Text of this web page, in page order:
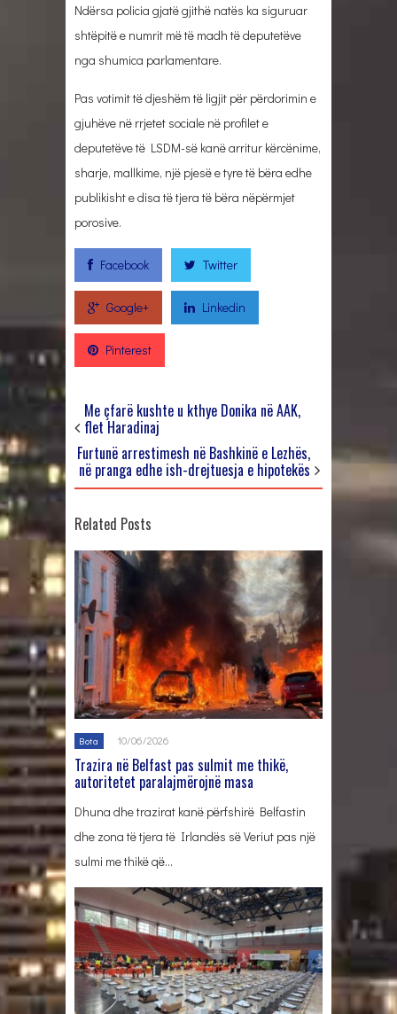
Ndërsa policia gjatë gjithë natës ka siguruar
shtëpitë e numrit më të madh të deputetëve
nga shumica parlamentare.
Pas votimit të djeshëm të ligjit për përdorimin e
gjuhëve në rrjetet sociale në profilet e
deputetëve të LSDM-së kanë arritur kërcënime,
sharje, mallkime, një pjesë e tyre të bëra edhe
publikisht e disa të tjera të bëra nëpërmjet
porosive.
Facebook Twitter
Google+ Linkedin
Pinterest
Me çfarë kushte u kthye Donika në AAK,
flet Haradinaj
Furtunë arrestimesh në Bashkinë e Lezhës,
në pranga edhe ish-drejtuesja e hipotekës
Related Posts
Bota 10/06/2026
Trazira në Belfast pas sulmit me thikë,
autoritetet paralajmërojnë masa
Dhuna dhe trazirat kanë përfshirë Belfastin
dhe zona të tjera të Irlandës së Veriut pas një
sulmi me thikë që…